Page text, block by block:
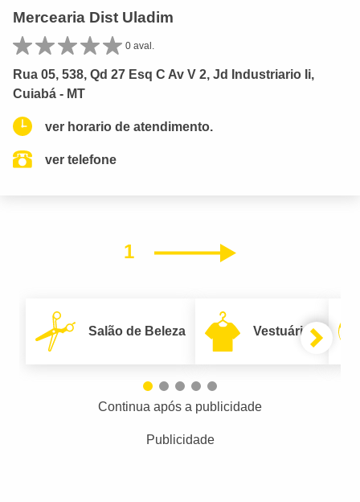
Mercearia Dist Uladim
0 aval.
Rua 05, 538, Qd 27 Esq C Av V 2, Jd Industriario Ii,
Cuiabá - MT
ver horario de atendimento.
ver telefone
1 Próximo
Salão de Beleza Vestuário
Continua após a publicidade
Publicidade